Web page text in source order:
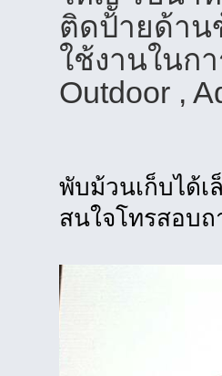
ติดป้ายด้าน
ใช้งานในก
Outdoor ,
พับม้วนเก็บได้
สนใจโทรสอบถ